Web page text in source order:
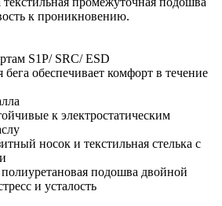
к проникновению.
S1P/ SRC/ ESD
обеспечивает комфорт в течение
к электростатическим
носок и текстильная стелька с
подошва двойной
и усталость